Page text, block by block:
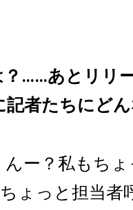
？……あとリリ
記者たちにど
んー？私もち
ょっと担当者